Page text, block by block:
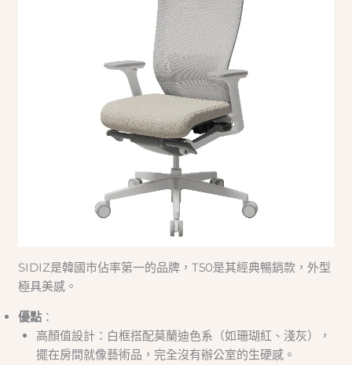
SIDIZ是韓國市佔率第一的品牌，T50是其經典暢銷款，外型
極具美感。
優點 ：
高顏值設計：白框搭配莫蘭迪色系（如珊瑚紅、淺灰），
擺在房間就像藝術品，完全沒有辦公室的生硬感。